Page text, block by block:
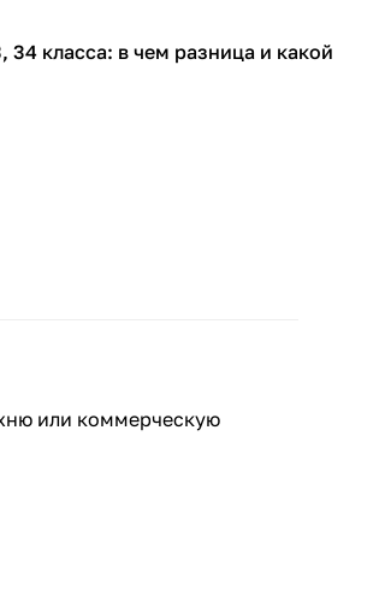
34 класса: в чем разница и какой
или коммерческую